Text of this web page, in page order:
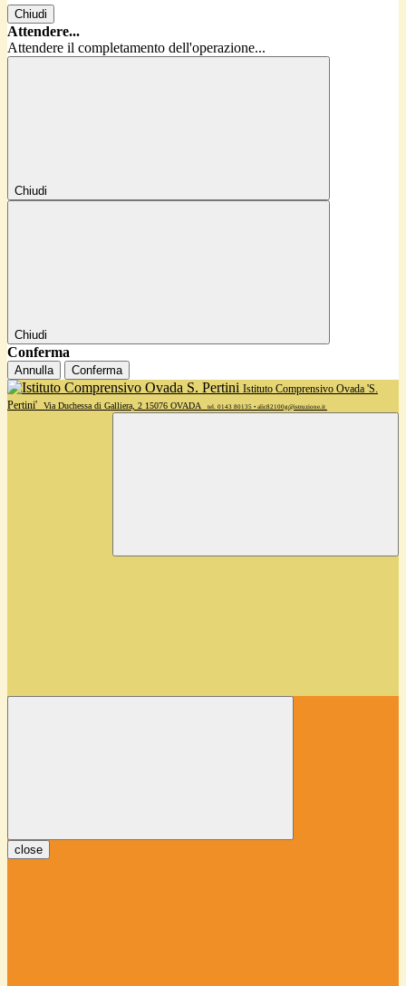
Chiudi
Attendere...
Attendere il completamento dell'operazione...
Chiudi
Chiudi
Conferma
Annulla Conferma
Istituto Comprensivo Ovada 'S.
Pertini'
Via Duchessa di Galliera, 2 15076 OVADA tel. 0143 80135 • alic82100g@istruzione.it
close